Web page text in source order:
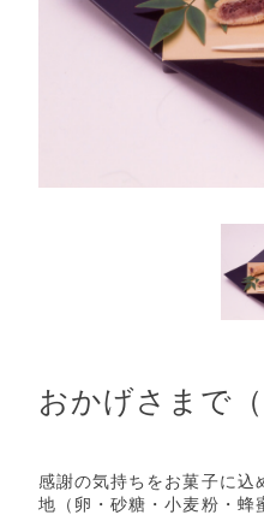
おかげさまで（
感謝の気持ちをお菓子に込
地（卵・砂糖・小麦粉・蜂